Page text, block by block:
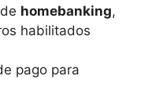
homebanking,
habilitados
pago para